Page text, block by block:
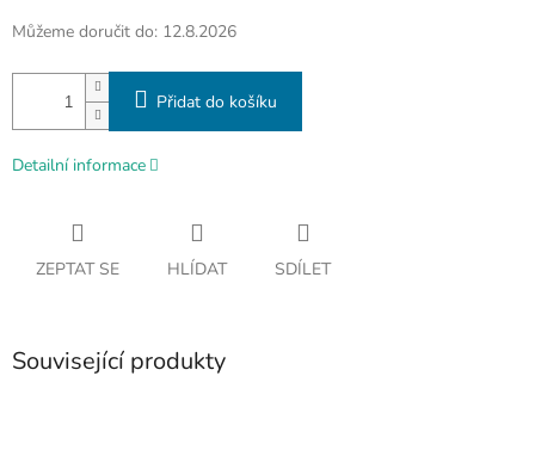
Můžeme doručit do: 12.8.2026
Přidat do košíku
Detailní informace
ZEPTAT SE HLÍDAT SDÍLET
Související produkty